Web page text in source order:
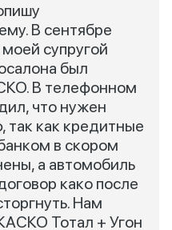
В сентябре
супругой
был
В телефонном
что нужен
как кредитные
в скором
а автомобиль
како после
Нам
Тотал + Угон